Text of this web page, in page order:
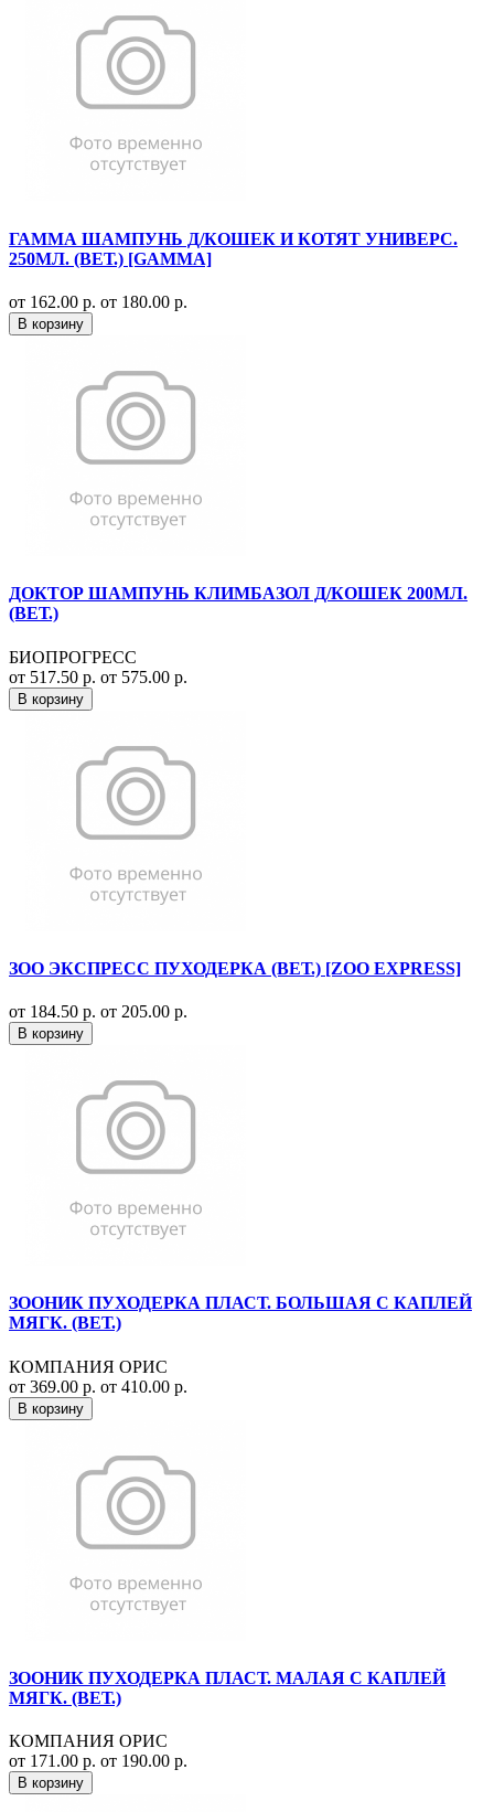
ГАММА ШАМПУНЬ Д/КОШЕК И КОТЯТ УНИВЕРС.
250МЛ. (ВЕТ.) [GAMMA]
от 162.00 р. от 180.00 р.
В корзину
ДОКТОР ШАМПУНЬ КЛИМБАЗОЛ Д/КОШЕК 200МЛ.
(ВЕТ.)
БИОПРОГРЕСС
от 517.50 р. от 575.00 р.
В корзину
ЗОО ЭКСПРЕСС ПУХОДЕРКА (ВЕТ.) [ZOO EXPRESS]
от 184.50 р. от 205.00 р.
В корзину
ЗООНИК ПУХОДЕРКА ПЛАСТ. БОЛЬШАЯ С КАПЛЕЙ
МЯГК. (ВЕТ.)
КОМПАНИЯ ОРИС
от 369.00 р. от 410.00 р.
В корзину
ЗООНИК ПУХОДЕРКА ПЛАСТ. МАЛАЯ С КАПЛЕЙ
МЯГК. (ВЕТ.)
КОМПАНИЯ ОРИС
от 171.00 р. от 190.00 р.
В корзину